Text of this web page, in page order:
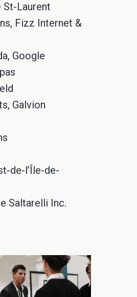
Laurent
Fizz Internet &
Google
Galvion
de-l’Île-de-
Saltarelli Inc.